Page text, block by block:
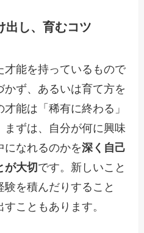
出し、育むコツ
才能を持っているもので
ず、あるいは育て方を
能は「稀有に終わる」
ずは、自分が何に興味
になれるのかを深く自己
が大切です。新しいこと
を積んだりすること
こともあります。